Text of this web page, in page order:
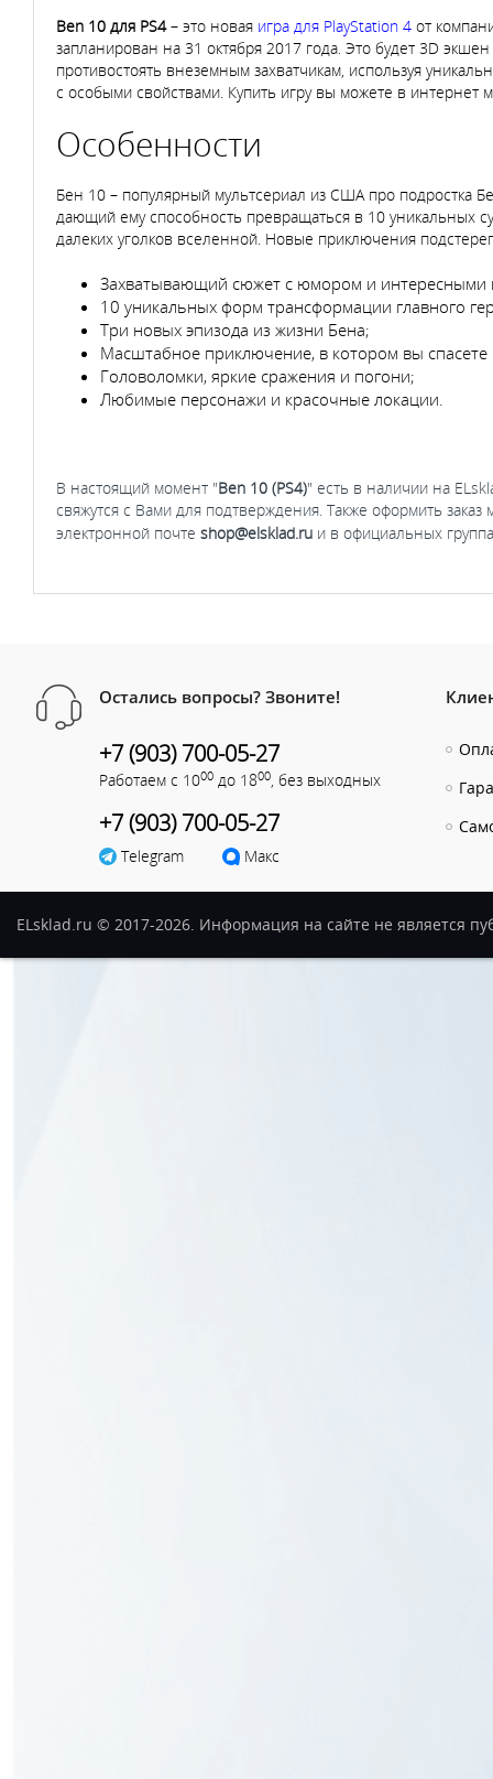
Ben 10 для PS4– это новая игра для PlayStation 4 от
запланирован на 31 октября 2017 года. Это будет 3D
противостоять внеземным захватчикам, используя
с особыми свойствами. Купить игру вы можете в интернет
Особенности
Бен 10 – популярный мультсериал из США про подростка
дающий ему способность превращаться в 10 уникальных
далеких уголков вселенной. Новые приключения
Захватывающий сюжет с юмором и интересными
10 уникальных форм трансформации главного
Три новых эпизода из жизни Бена;
Масштабное приключение, в котором вы спасете
Головоломки, яркие сражения и погони;
Любимые персонажи и красочные локации.
В настоящий момент "Ben 10 (PS4)" есть в наличии на
свяжутся с Вами для подтверждения. Также оформить
электронной почте shop@elsklad.ru и в официальных
Остались вопросы? Звоните!
+7 (903) 700-05-27
Работаем с 1000 до 1800, без выходных
+7 (903) 700-05-27
Telegram Макс
ELsklad.ru © 2017-2026. Информация на сайте не является